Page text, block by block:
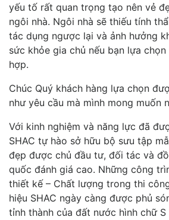
yếu tố rất quan trọng tạo nên vẻ
ngôi nhà. Ngôi nhà sẽ thiếu tính
tác dụng ngược lại và ảnh hưởng
sức khỏe gia chủ nếu bạn lựa
hợp.
Chúc Quý khách hàng lựa chọn
như yêu cầu mà mình mong muốn
Với kinh nghiệm và năng lực đã
SHAC tự hào sở hữu bộ sưu tập
đẹp được chủ đầu tư, đối tác và
quốc đánh giá cao. Những công
thiết kế – Chất lượng trong thi
hiệu SHAC ngày càng được phủ
tỉnh thành của đất nước hình chữ S